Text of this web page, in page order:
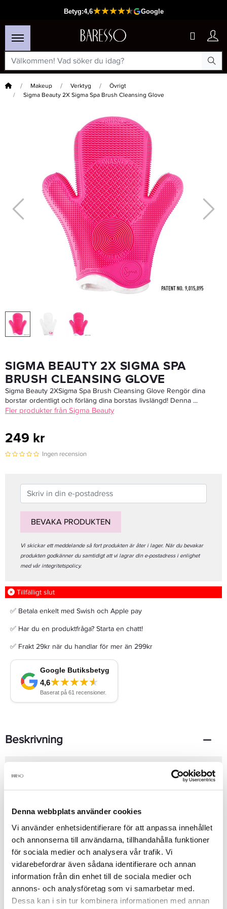
Denna webbplats använder cookies
Vi använder enhetsidentifierare för att anpassa innehållet
och annonserna till användarna, tillhandahålla funktioner
för sociala medier och analysera vår trafik. Vi
vidarebefordrar även sådana identifierare och annan
information från din enhet till de sociala medier och
annons- och analysföretag som vi samarbetar med.
Dessa kan i sin tur kombinera informationen med annan
Hem Makeup Verktyg
Övrigt
Sigma Beauty 2X Sigma Spa Brush Cleansing Glove
Real Techniques 102 Triangle Concealer
99 kr
LÄGG I VARUKORGEN
SIGMA BEAUTY 2X SIGMA SPA
BRUSH CLEANSING GLOVE
Sigma Beauty 2XSigma Spa Brush Cleansing Glove Rengör dina
borstar ordentligt och förläng dina borstas livslängd! Denna ...
Fler produkter från Sigma Beauty
249 kr
Ingen recension
BEVAKA PRODUKTEN
Vi skickar ett meddelande så fort produkten är åter i lager. När du bevakar
produkten godkänner du samtidigt att vi lagrar din e-postadress i enlighet
med vår integritetspolicy.
Tillfälligt slut
✅ Betala enkelt med Swish och Apple pay
✅ Har du en produktfråga? Starta en chatt!
✅ Frakt 29kr när du handlar för mer än 299kr
Beskrivning
Sigma Beauty 2XSigma Spa Brush Cleansing Glove Rengör dina
borstar ordentligt och förläng dina borstas livslängd! Denna
handske är speciellt utformad med 8 olika delar som gör att du
skölj, förfina och forma dina borstar med Sigma 2XSigma Spa
Brush Cleansing Glove! Extra komfortabel med
mikrofiberhandske inuti.En smidigt handske för att rengöra dina
makeup-borstar.
Se mer
Produktdetaljer